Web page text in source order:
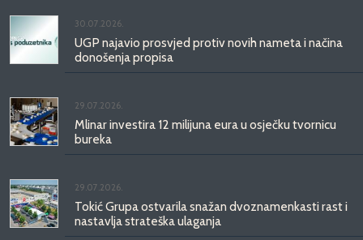
30.07.2026.
UGP najavio prosvjed protiv novih nameta i načina
donošenja propisa
29.07.2026.
Mlinar investira 12 milijuna eura u osječku tvornicu
bureka
29.07.2026.
Tokić Grupa ostvarila snažan dvoznamenkasti rast i
nastavlja strateška ulaganja